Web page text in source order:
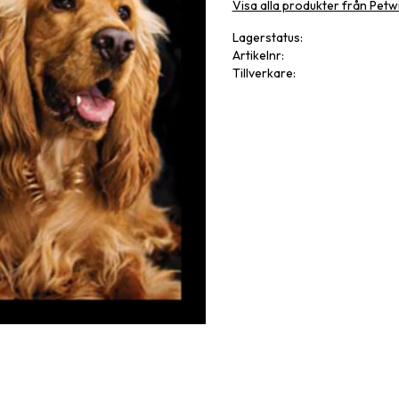
Lagerstatus
Artikelnr
Tillverkare
Visa alla produkter från